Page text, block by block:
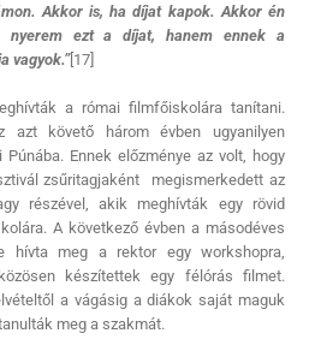
Akkor is, ha díjat kapok. Akkor én
nyerem ezt a díjat, hanem ennek a
vagyok.”[17]
a római filmfőiskolára tanítani.
azt követő három évben ugyanilyen
Ennek előzménye az volt, hogy
zsűritagjaként megismerkedett az
részével, akik meghívták egy rövid
A következő évben a másodéves
hívta meg a rektor egy workshopra,
készítettek egy félórás filmet.
a vágásig a diákok saját maguk
meg a szakmát.